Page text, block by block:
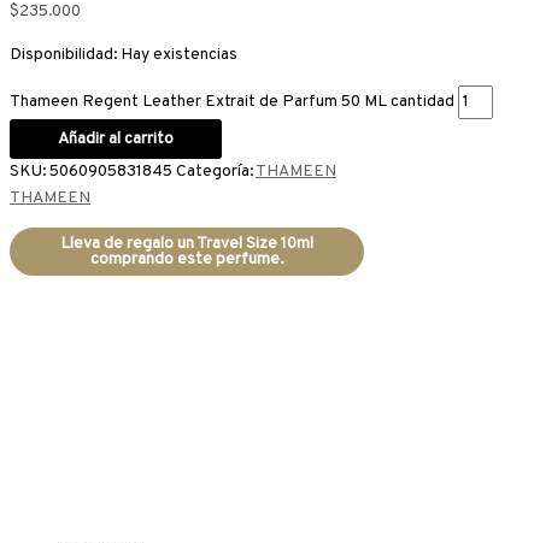
$235.000
Disponibilidad: Hay existencias
Thameen Regent Leather Extrait de Parfum 50 ML cantidad
Añadir al carrito
SKU:5060905831845 Categoría:THAMEEN
THAMEEN
Lleva de regalo un Travel Size 10ml
comprando este perfume.